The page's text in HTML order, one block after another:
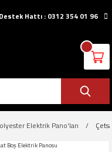
Hattı : 0312 354 01 96
Elektrik Pano'ları